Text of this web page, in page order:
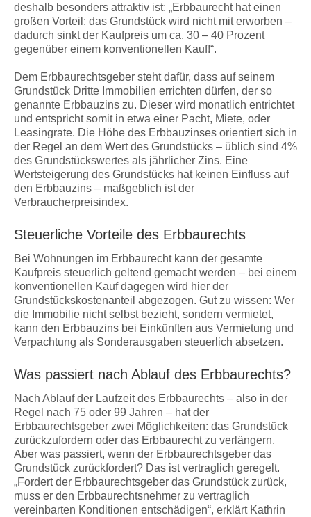
deshalb besonders attraktiv ist: „Erbbaurecht hat einen
großen Vorteil: das Grundstück wird nicht mit erworben –
dadurch sinkt der Kaufpreis um ca. 30 – 40 Prozent
gegenüber einem konventionellen Kauf!“.
Dem Erbbaurechtsgeber steht dafür, dass auf seinem
Grundstück Dritte Immobilien errichten dürfen, der so
genannte Erbbauzins zu. Dieser wird monatlich entrichtet
und entspricht somit in etwa einer Pacht, Miete, oder
Leasingrate. Die Höhe des Erbbauzinses orientiert sich in
der Regel an dem Wert des Grundstücks – üblich sind 4%
des Grundstückswertes als jährlicher Zins. Eine
Wertsteigerung des Grundstücks hat keinen Einfluss auf
den Erbbauzins – maßgeblich ist der
Verbraucherpreisindex.
Steuerliche Vorteile des Erbbaurechts
Bei Wohnungen im Erbbaurecht kann der gesamte
Kaufpreis steuerlich geltend gemacht werden – bei einem
konventionellen Kauf dagegen wird hier der
Grundstückskostenanteil abgezogen. Gut zu wissen: Wer
die Immobilie nicht selbst bezieht, sondern vermietet,
kann den Erbbauzins bei Einkünften aus Vermietung und
Verpachtung als Sonderausgaben steuerlich absetzen.
Was passiert nach Ablauf des Erbbaurechts?
Nach Ablauf der Laufzeit des Erbbaurechts – also in der
Regel nach 75 oder 99 Jahren – hat der
Erbbaurechtsgeber zwei Möglichkeiten: das Grundstück
zurückzufordern oder das Erbbaurecht zu verlängern.
Aber was passiert, wenn der Erbbaurechtsgeber das
Grundstück zurückfordert? Das ist vertraglich geregelt.
„Fordert der Erbbaurechtsgeber das Grundstück zurück,
muss er den Erbbaurechtsnehmer zu vertraglich
vereinbarten Konditionen entschädigen“, erklärt Kathrin